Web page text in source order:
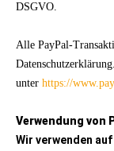
DSGVO.
Alle PayPal-
unter https://
Verwendung von
Wir verwenden